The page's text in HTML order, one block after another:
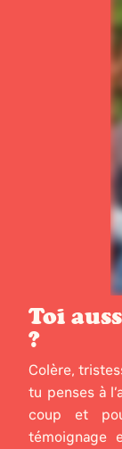
Toi
?
Colère,
tu penses à
coup et
témoignage